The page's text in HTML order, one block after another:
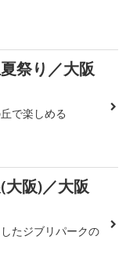
祭り／大阪
で楽しめる
大阪)／大阪
たジブリパークの